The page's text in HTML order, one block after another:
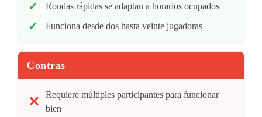
Rondas rápidas se adaptan a horarios ocupados
Funciona desde dos hasta veinte jugadoras
Contras
Requiere múltiples participantes para funcionar
bien